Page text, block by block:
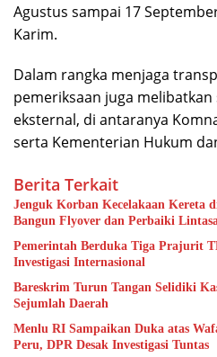
Agustus sampai 17
Karim.
Dalam rangka menjaga
pemeriksaan juga
eksternal, di antaranya
serta Kementerian Hukum
Berita Terkait
Jenguk Korban Kecelakaan Kereta
Bangun Flyover dan Perbaiki
Pemerintah Berduka Tiga Prajurit
Investigasi Internasional
Bareskrim Turun Tangan Selidiki
Sejumlah Daerah
Menlu RI Sampaikan Duka atas
Peru, DPR Desak Investigasi Tuntas